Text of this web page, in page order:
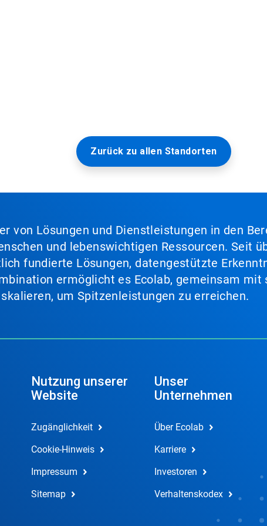
Zurück zu allen Standorten
von Lösungen und Dienstleistungen in den
und lebenswichtigen Ressourcen. Seit
fundierte Lösungen, datengestützte
ermöglicht es Ecolab, gemeinsam mit
um Spitzenleistungen zu erreichen.
Nutzung unserer
Website
Zugänglichkeit
Cookie-Hinweis
Impressum
Sitemap
Unser
Unternehmen
Über Ecolab
Karriere
Investoren
Verhaltenskodex